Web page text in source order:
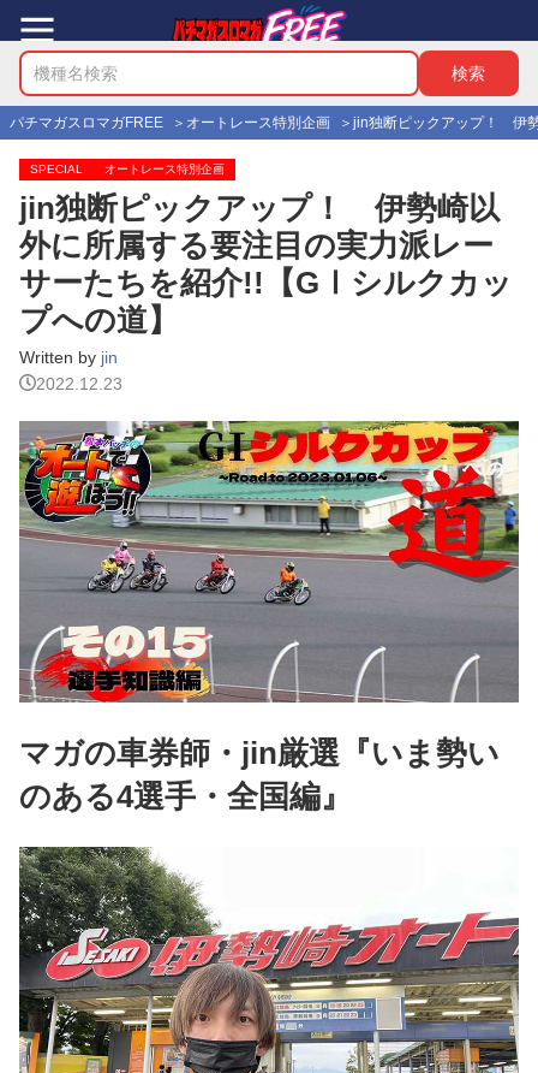
パチマガスロマガFREE オートレース特別企画 jin独断ピックアップ！ 伊
SPECIAL オートレース特別企画
jin独断ピックアップ！ 伊勢崎以
外に所属する要注目の実力派レー
サーたちを紹介!!【GⅠシルクカッ
プへの道】
Written by jin
2022.12.23
マガの車券師・jin厳選『いま勢い
のある4選手・全国編』